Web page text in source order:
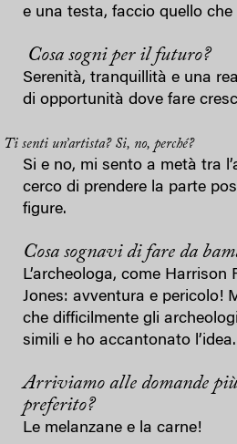
e una testa, faccio quello che
Cosa sogni per il futuro?
Serenità, tranquillità e una
di opportunità dove fare
Ti senti un’artista? Si, no, perché?
Si e no, mi sento a metà tra
cerco di prendere la parte
figure.
Cosa sognavi di fare da
L’archeologa, come Harrison
Jones: avventura e pericolo!
che difficilmente gli
simili e ho accantonato
Arriviamo alle domande
preferito?
Le melanzane e la carne!